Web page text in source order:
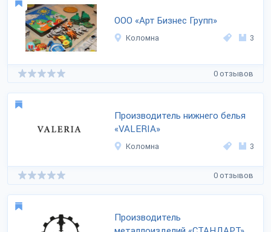
ООО «Арт Бизнес Групп»
Коломна 3
0 отзывов
Производитель нижнего белья
«VALERIA»
Коломна 3
0 отзывов
Производитель